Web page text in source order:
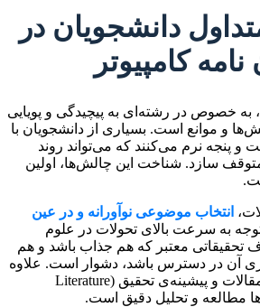
دانشجویان در
کامپیوتر
به خصوص در رشته‌ای به پیچیدگی و پویایی
و موانع است. بسیاری از دانشجویان با
پنجه نرم می‌کنند که می‌تواند روند
سازد. شناخت این چالش‌ها، اولین
انتخاب موضوعی نوآورانه و در عین
به سرعت بالای تحولات در علوم
تحقیقاتی معتبر که هم جذاب باشد و هم
آن در دسترس باشد، دشوار است. علاوه
بر این، حجم وسیعی از مقالات و پیشینه‌ی تحقیق (Literature